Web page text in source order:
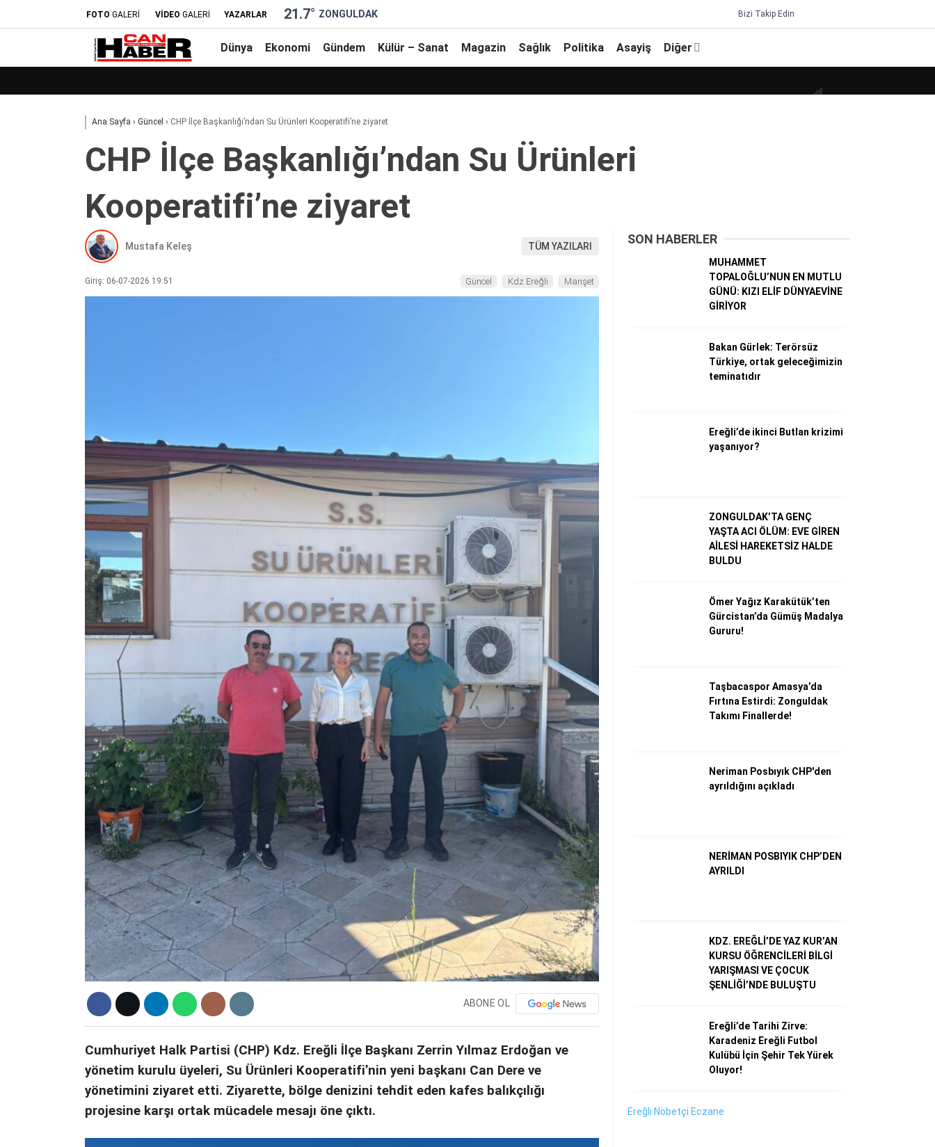
Dünya
Külür – Sanat
Politika
Asayiş
Instagram
FOTO GALERİ VİDEO GALERİ YAZARLAR 21.7° ZONGULDAK Bizi Takip Edin
Dünya Ekonomi Gündem Külür – Sanat Magazin Sağlık Politika Asayiş Diğer
Ana Sayfa › Güncel › CHP İlçe Başkanlığı’ndan Su Ürünleri Kooperatifi’ne ziyaret
CHP İlçe Başkanlığı’ndan Su Ürünleri
Kooperatifi’ne ziyaret
Mustafa Keleş TÜM YAZILARI
Giriş: 06-07-2026 19:51 Güncel Kdz.Ereğli Manşet
ABONE OL
Cumhuriyet Halk Partisi (CHP) Kdz. Ereğli İlçe Başkanı Zerrin Yılmaz Erdoğan ve
yönetim kurulu üyeleri, Su Ürünleri Kooperatifi’nin yeni başkanı Can Dere ve
yönetimini ziyaret etti. Ziyarette, bölge denizini tehdit eden kafes balıkçılığı
projesine karşı ortak mücadele mesajı öne çıktı.
SON HABERLER
MUHAMMET
TOPALOĞLU’NUN EN MUTLU
GÜNÜ: KIZI ELİF DÜNYAEVİNE
GİRİYOR
Bakan Gürlek: Terörsüz
Türkiye, ortak geleceğimizin
teminatıdır
Ereğli’de ikinci Butlan krizimi
yaşanıyor?
ZONGULDAK’TA GENÇ
YAŞTA ACI ÖLÜM: EVE GİREN
AİLESİ HAREKETSİZ HALDE
BULDU
Ömer Yağız Karakütük’ten
Gürcistan’da Gümüş Madalya
Gururu!
Taşbacaspor Amasya’da
Fırtına Estirdi: Zonguldak
Takımı Finallerde!
Neriman Posbıyık CHP'den
ayrıldığını açıkladı
NERİMAN POSBIYIK CHP’DEN
AYRILDI
KDZ. EREĞLİ’DE YAZ KUR’AN
KURSU ÖĞRENCİLERİ BİLGİ
YARIŞMASI VE ÇOCUK
ŞENLİĞİ’NDE BULUŞTU
Ereğli’de Tarihi Zirve:
Karadeniz Ereğli Futbol
Kulübü İçin Şehir Tek Yürek
Oluyor!
Ereğli Nöbetçi Eczane